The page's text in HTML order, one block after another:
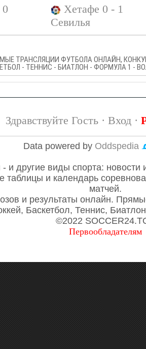
Хетафе 0 - 1
Севилья
ТРАНСЛЯЦИИ ФУТБОЛА ОНЛАЙН,
- ТЕННИС - БИАТЛОН - ФОРМУЛА 1 -
Здравствуйте Гость · Вход·
Data powered by Oddspedia
и другие виды спорта: новости
таблицы и календарь
матчей.
и результаты онлайн.
Баскетбол, Теннис,
©2022
Первообладателям